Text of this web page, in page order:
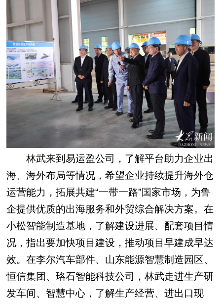
林武来到易运盈公司，了解平台助力企业出
海、海外布局等情况，希望企业持续提升海外仓
运营能力，拓展共建“一带一路”国家市场，为鲁
企提供优质的出海服务和外贸综合解决方案。在
小松智能制造基地，了解建设进展、配套项目情
况，指出要加快项目建设，推动项目早建成早达
效。在李尔汽车部件、山东能源智慧制造园区、
恒信集团、珞石智能科技公司，林武走进生产研
发车间、智慧中心，了解生产经营、进出口现